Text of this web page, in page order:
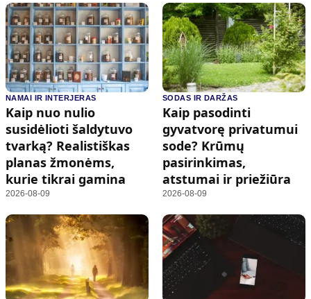
NAMAI IR INTERJERAS
Kaip nuo nulio
susidėlioti šaldytuvo
tvarką? Realistiškas
planas žmonėms,
kurie tikrai gamina
2026-08-09
SODAS IR DARŽAS
Kaip pasodinti
gyvatvorę privatumui
sode? Krūmų
pasirinkimas,
atstumai ir priežiūra
2026-08-09